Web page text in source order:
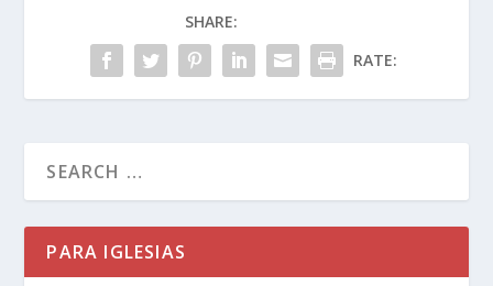
SHARE:
RATE:
PARA IGLESIAS